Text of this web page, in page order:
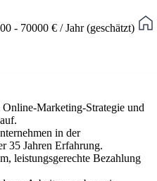
- 70000 € / Jahr (geschätzt)
Marketing-Strategie und
in der
35 Jahren Erfahrung.
leistungsgerechte Bezahlung